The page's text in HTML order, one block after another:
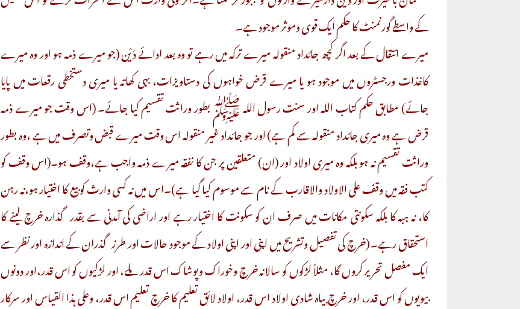
کے واسطے گورنمنٹ کا حکم ایک قوی وموثر موجود ہے۔
میرے انتقال کے بعد اگر کچھ جائداد منقولہ میرے ترکہ میں رہے تو وہ بعد ادائے دَیْن (جو میرے ذمہ ہو اور وہ میرے
کاغذات ورجسٹروں میں موجود ہو یا میرے قرض خواہوں کی دستاویزات، بہی کھاتہ یا میری دستخطی رقعات میں پایا
جائے) مطابق حکم کتاب اللہ اور سنت رسول اللہ ﷺ بطور وراثت تقسیم کیا جائے۔ (اس وقت جو میرے ذمہ
قرض ہے وہ میری جائداد منقولہ سے کم ہے) اور جو جائداد غیر منقولہ اس وقت میرے قبض وتصرف میں ہے ،وہ بطور
وراثت تقسیم نہ ہو بلکہ وہ میری اولاد اور (ان) متعلقین پر جن کا نفقہ میرے ذمہ واجب ہے،وقف ہو۔(اس وقف کو
کتب فقہ میں وقف علی الاولاد والاقارب کے نام سے موسوم کیا گیا ہے)۔اس میں نہ کسی وارث کو بیع کا اختیار ہو،نہ رہن
کا، نہ ہبہ کا بلکہ سکونتی مکانات میں صرف ان کو سکونت کا اختیار رہے اور اراضی کی آمدنی سے بقدر گذارہ خرچ لینے کا
استحقاق رہے۔ (خرچ کی تفصیل وتشریح میں اپنی اور اپنی اولاد کے موجود حالات اور طرز گذران کے اندازہ اور نظر سے
ایک مفصل تحریر کروں گا، مثلاً لڑکوں کو سالانہ خرچ وخوراک وپوشاک اس قدر ملے، اور لڑکیوں کو اس قدر،اور دونوں
بیویوں کو اس قدر، اور خرچ بیاہ شادی اولاد اس قدر، اولاد لائق تعلیم کا خرچ تعلیم اس قدر، وعلی ہذا القیاس اور سرکار